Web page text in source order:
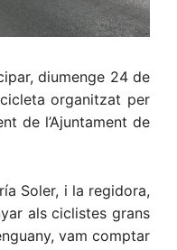
diumenge 24 de
organitzat per
de l’Ajuntament de
Soler, i la regidora,
als ciclistes grans
vam comptar